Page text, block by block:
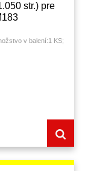
str.) pre
v balení:1 KS;